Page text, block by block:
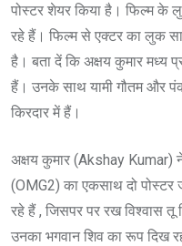
पोस्टर शेयर किया है। फिल्म के
रहे हैं। फिल्म से एक्टर का लुक
है। बता दें कि अक्षय कुमार मध्य
हैं। उनके साथ यामी गौतम और
किरदार में हैं।
अक्षय कुमार (Akshay Kumar)
(OMG2) का एकसाथ दो पोस्टर
रहे हैं , जिसपर पर रख विश्वास
उनका भगवान शिव का रूप दिख